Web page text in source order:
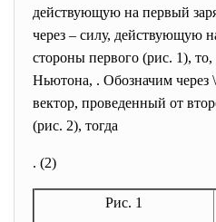
действующую на первый
через – силу, действующую
стороны первого (рис. 1), то,
Ньютона, . Обозначим через
вектор, проведенный от
(рис. 2), тогда
. (2)
Рис. 1